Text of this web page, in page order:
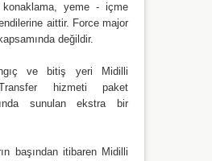
konaklama, yeme - içme
aittir. Force major
değildir.
ve bitiş yeri Midilli
Transfer hizmeti paket
sunulan ekstra bir
başından itibaren Midilli